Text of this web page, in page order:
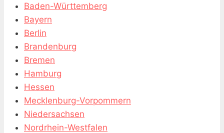
Baden-Württemberg
Bayern
Berlin
Brandenburg
Bremen
Hamburg
Hessen
Mecklenburg-Vorpommern
Niedersachsen
Nordrhein-Westfalen